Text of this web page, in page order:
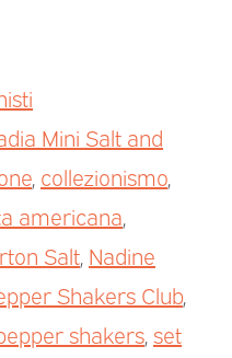
Mini Salt and
, collezionismo,
americana,
Salt, Nadine
Shakers Club,
shakers,set